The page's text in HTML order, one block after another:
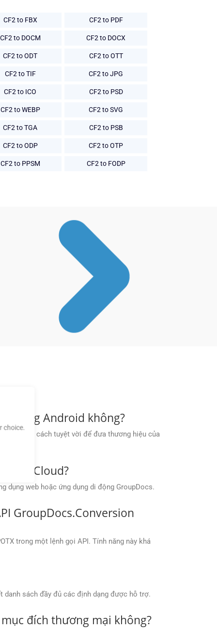
CF2 to FBX CF2 to PDF
CF2 to DOCM CF2 to DOCX
CF2 to ODT CF2 to OTT
CF2 to TIF CF2 to JPG
CF2 to ICO CF2 to PSD
CF2 to WEBP CF2 to SVG
CF2 to TGA CF2 to PSB
CF2 to ODP CF2 to OTP
CF2 to PPSM CF2 to FODP
trong Android không?
là một cách tuyệt vời để đưa thương hiệu của
Cloud?
dụng web hoặc ứng dụng di động GroupDocs.
GroupDocs.Conversion
trong một lệnh gọi API. Tính năng này khá
danh sách đầy đủ các định dạng được hỗ trợ.
đích thương mại không?
choice.